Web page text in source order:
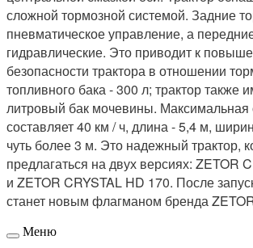
сложной тормозной системой. Задние
пневматическое управление, а
гидравлические. Это приводит к
безопасности трактора в отношении
топливного бака - 300 л; трактор также
литровый бак мочевины. Максимальная
составляет 40 км / ч, длина - 5,4 м,
чуть более 3 м. Это надежный трактор,
предлагаться на двух версиях: ZETOR
и ZETOR CRYSTAL HD 170. После
станет новым флагманом бренда
Меню